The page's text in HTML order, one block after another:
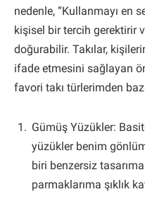
nedenle, “Kullanmayı en
kişisel bir tercih gerektirir
doğurabilir. Takılar,
ifade etmesini sağlayan
favori takı türlerimden
Gümüş Yüzükler:
yüzükler benim
biri benzersiz
parmaklarıma şıklık